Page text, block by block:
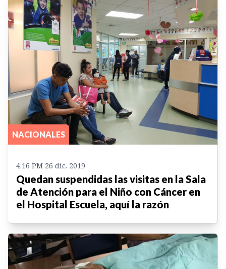
NACIONALES
4:16 PM 26 dic. 2019
Quedan suspendidas las visitas en la Sala
de Atención para el Niño con Cáncer en
el Hospital Escuela, aquí la razón